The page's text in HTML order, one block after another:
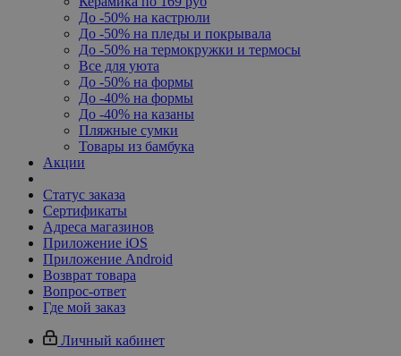
До -50% на кастрюли
До -50% на пледы и покрывала
До -50% на термокружки и термосы
Все для уюта
До -50% на формы
До -40% на формы
До -40% на казаны
Пляжные сумки
Товары из бамбука
Акции
Статус заказа
Сертификаты
Адреса магазинов
Приложение iOS
Приложение Android
Возврат товара
Вопрос-ответ
Где мой заказ
Личный кабинет